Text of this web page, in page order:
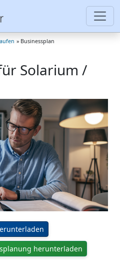
» Businessplan
Solarium /
herunterladen